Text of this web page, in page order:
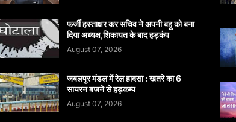
फर्जी हस्ताक्षर कर सचिव ने अपनी बहू को बना
दिया अध्यक्ष,शिकायत के बाद हड़कंप
August 07, 2026
जबलपुर मंडल में रेल हादसा : खतरे का 6
सायरन बजने से हड़कम्प
August 07, 2026